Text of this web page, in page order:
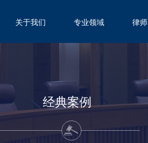
关于我们
ABOUT
专业领域
FIELD
律
经典案例